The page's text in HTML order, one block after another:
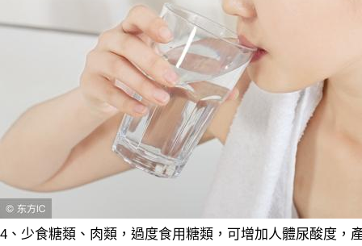
4、少食糖類、肉類，過度食用糖類，可增加人體尿酸度，